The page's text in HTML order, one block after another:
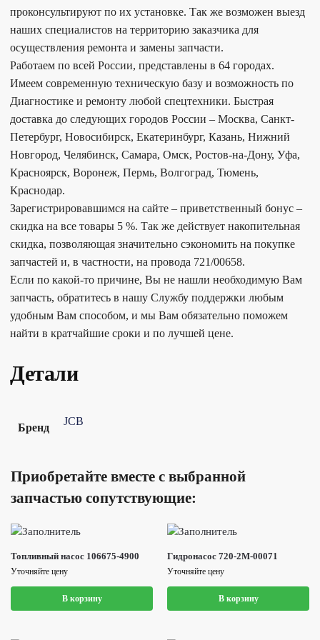
проконсультируют по их установке. Так же возможен выезд
наших специалистов на территорию заказчика для
осуществления ремонта и замены запчасти.
Работаем по всей России, представлены в 64 городах.
Имеем современную техническую базу и возможность по
Диагностике и ремонту любой спецтехники. Быстрая
доставка до следующих городов России – Москва, Санкт-
Петербург, Новосибирск, Екатеринбург, Казань, Нижний
Новгород, Челябинск, Самара, Омск, Ростов-на-Дону, Уфа,
Красноярск, Воронеж, Пермь, Волгоград, Тюмень,
Краснодар.
Зарегистрировавшимся на сайте – приветственный бонус –
скидка на все товары 5 %. Так же действует накопительная
скидка, позволяющая значительно сэкономить на покупке
запчастей и, в частности, на провода 721/00658.
Если по какой-то причине, Вы не нашли необходимую Вам
запчасть, обратитесь в нашу Службу поддержки любым
удобным Вам способом, и мы Вам обязательно поможем
найти в кратчайшие сроки и по лучшей цене.
Детали
Бренд
JCB
Приобретайте вместе с выбранной
запчастью сопутствующие:
Топливный насос 106675-4900
Уточняйте цену
В корзину
Гидронасос 720-2M-00071
Уточняйте цену
В корзину